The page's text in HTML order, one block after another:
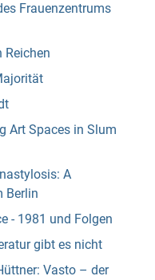
Frauenzentrums
Reichen
Art Spaces in Slum
A
Berlin
- 1981 und Folgen
gibt es nicht
Vasto – der